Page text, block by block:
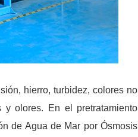
hierro, turbidez, colores no
y olores. En el pretratamiento
de Agua de Mar por Ósmosis